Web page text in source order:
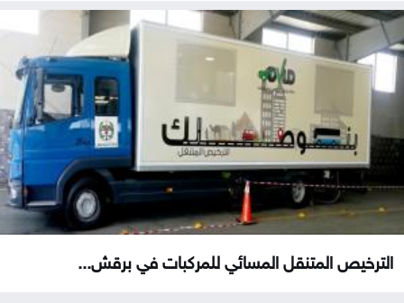
الترخيص المتنقل المسائي للمركبات في برقش...